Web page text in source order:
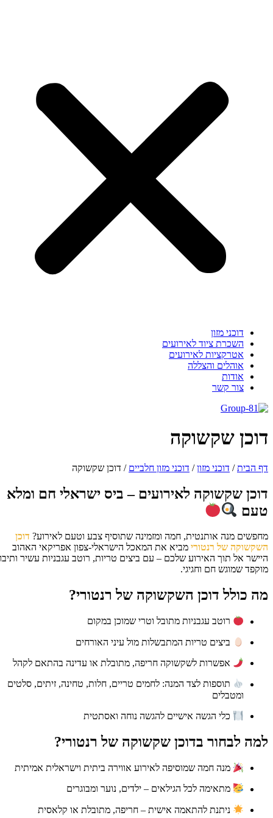
דוכני מזון
השכרת ציוד לאירועים
אטרקציות לאירועים
אוהלים והצללה
אודות
צור קשר
שקשוקה
הבית/דוכני מזון/דוכני מזון חלביים/דוכן שקשוקה
שקשוקה לאירועים – ביס ישראלי חם ומלא
מנה אותנטית, חמה ומזמינה שתוסיף צבע וטעם לאירוע?דוכן
של רנטורימביא את המאכל הישראלי-צפון אפריקאי האהוב
אל תוך האירוע שלכם – עם ביצים טריות, רוטב עגבניות עשיר ותיבול
שמוגש חם וחגיגי.
כולל דוכן השקשוקה של רנטורי?
רוטב עגבניות מתובל וטרי שמוכן במקום
ביצים טריות המתבשלות מול עיני האורחים
אפשרות לשקשוקה חריפה, מתובלת או עדינה בהתאם לקהל
תוספות לצד המנה: לחמים טריים, חלות, טחינה, זיתים, סלטים
ומטבלים
כלי הגשה אישיים להגשה נוחה ואסתטית
לבחור בדוכן שקשוקה של רנטורי?
מנה חמה שמוסיפה לאירוע אווירה ביתית וישראלית אמיתית
מתאימה לכל הגילאים – ילדים, נוער ומבוגרים
ניתנת להתאמה אישית – חריפה, מתובלת או קלאסית